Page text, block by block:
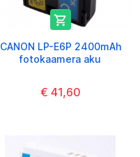

CANON LP-E6P 2400mAh
fotokaamera aku
€ 41,60